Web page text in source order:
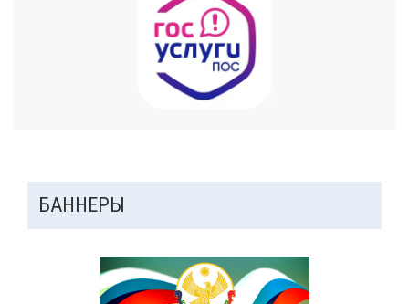
ДОПОЛНИТЕЛЬНАЯ
ПАНЕЛЬ
БАННЕРЫ